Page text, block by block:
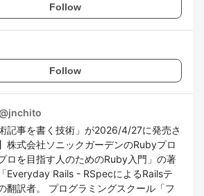
Follow
Follow
jnchito
記事を書く技術」が2026/4/27に発売さ
株式会社ソニックガーデンのRubyプロ
ロを目指す人のためのRuby入門」の著
Everyday Rails - RSpecによるRailsテ
翻訳者。 プログラミングスクール「フ